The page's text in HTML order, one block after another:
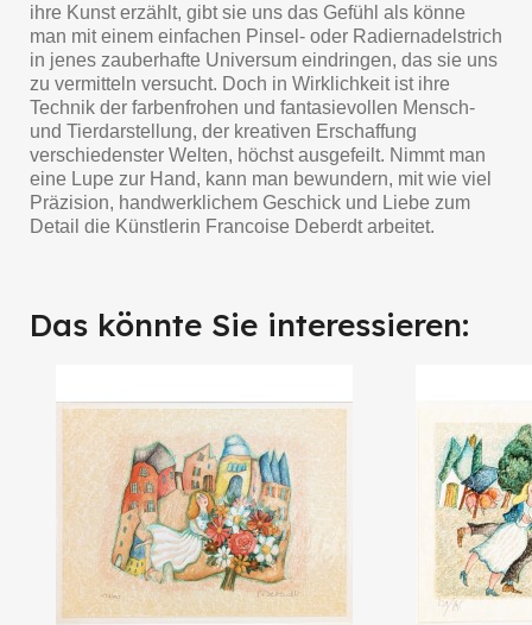
ihre Kunst erzählt, gibt sie uns das Gefühl als könne
man mit einem einfachen Pinsel- oder Radiernadelstrich
in jenes zauberhafte Universum eindringen, das sie uns
zu vermitteln versucht. Doch in Wirklichkeit ist ihre
Technik der farbenfrohen und fantasievollen Mensch-
und Tierdarstellung, der kreativen Erschaffung
verschiedenster Welten, höchst ausgefeilt. Nimmt man
eine Lupe zur Hand, kann man bewundern, mit wie viel
Präzision, handwerklichem Geschick und Liebe zum
Detail die Künstlerin Francoise Deberdt arbeitet.
Das könnte Sie interessieren: